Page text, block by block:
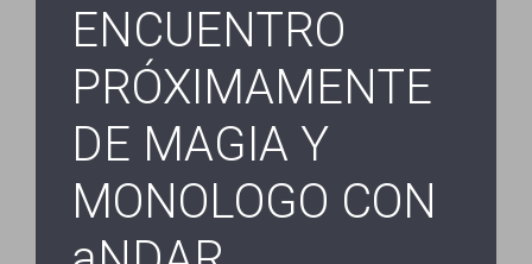
ENCUENTRO
PRÓXIMAMENTE
DE MAGIA Y
MONOLOGO CON